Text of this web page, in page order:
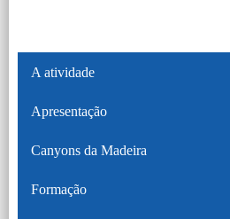
A atividade
Apresentação
Canyons da Madeira
Formação